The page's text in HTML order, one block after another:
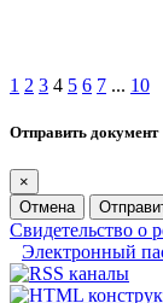
1 2 3 4 5 6 7 ... 10
Отправить документ
×
Отмена
Свидетельство
Электронный